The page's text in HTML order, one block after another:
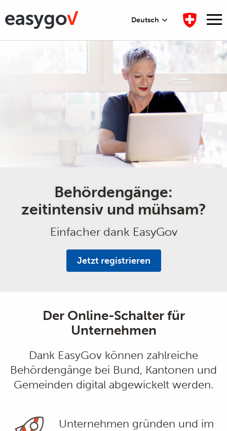
Deutsch
Behördengänge:
zeitintensiv und mühsam?
Einfacher dank EasyGov
Jetzt registrieren
Der Online-Schalter für
Unternehmen
Dank EasyGov können zahlreiche
Behördengänge bei Bund, Kantonen und
Gemeinden digital abgewickelt werden.
Unternehmen gründen und im